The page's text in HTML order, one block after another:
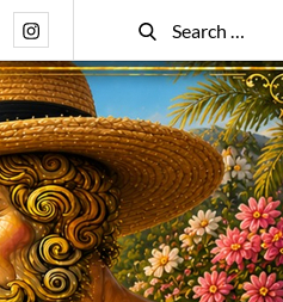
Instagram
Search
for:
Search